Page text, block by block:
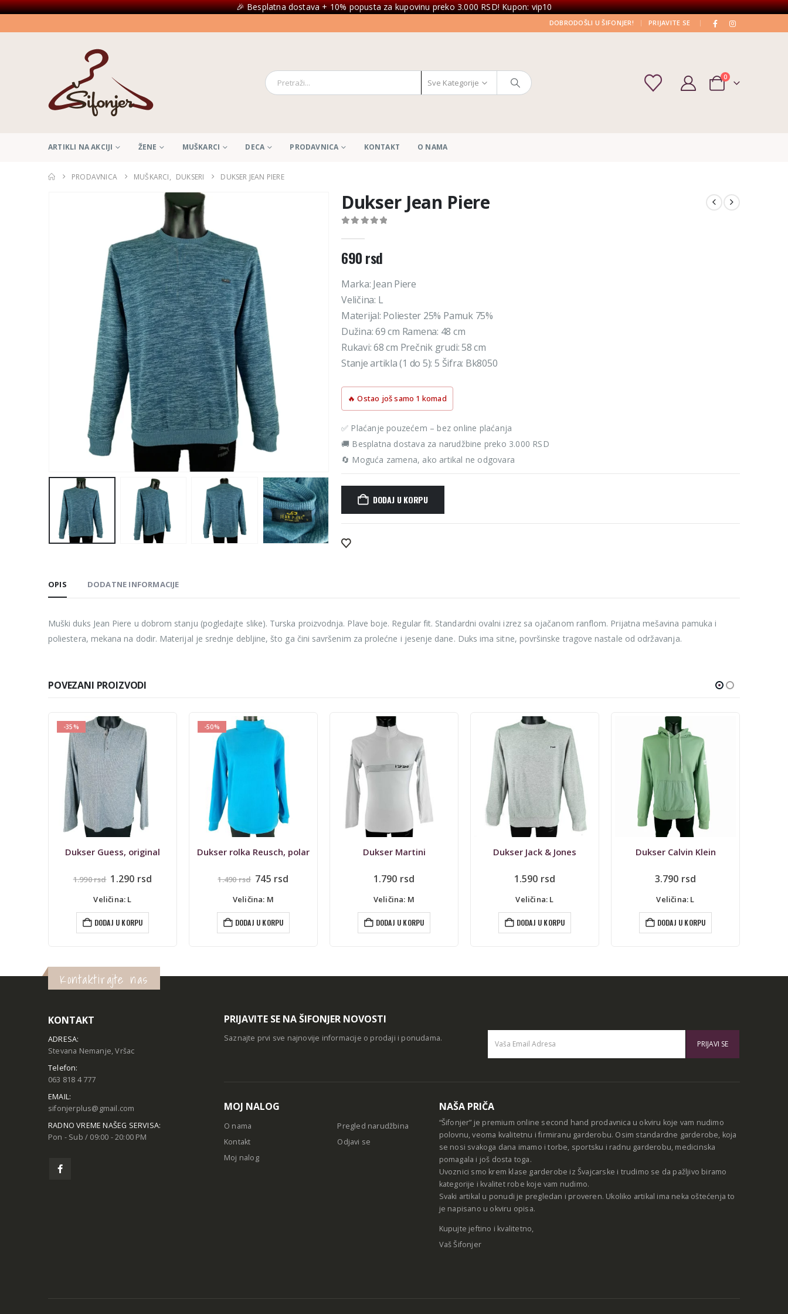
🎉 Besplatna dostava + 10% popusta za kupovinu preko 3.000 RSD! Kupon: vip10
DOBRODOŠLI U ŠIFONJER! | PRIJAVITE SE |
Sve Kategorije
0
ARTIKLI NA AKCIJI ŽENE MUŠKARCI DECA PRODAVNICA KONTAKT O NAMA
PRODAVNICA MUŠKARCI, DUKSERI DUKSER JEAN PIERE
Dukser Jean Piere
690rsd
Marka: Jean Piere
Veličina: L
Materijal: Poliester 25% Pamuk 75%
Dužina: 69 cm Ramena: 48 cm
Rukavi: 68 cm Prečnik grudi: 58 cm
Stanje artikla (1 do 5): 5 Šifra: Bk8050
🔥 Ostao još samo 1 komad
✅ Plaćanje pouzećem – bez online plaćanja
🚚 Besplatna dostava za narudžbine preko 3.000 RSD
🔄 Moguća zamena, ako artikal ne odgovara
DODAJ U KORPU
Alternative:
OPIS DODATNE INFORMACIJE
Muški duks Jean Piere u dobrom stanju (pogledajte slike). Turska proizvodnja. Plave boje. Regular fit. Standardni ovalni izrez sa ojačanom ranflom. Prijatna mešavina pamuka i
poliestera, mekana na dodir. Materijal je srednje debljine, što ga čini savršenim za prolećne i jesenje dane. Duks ima sitne, površinske tragove nastale od održavanja.
POVEZANI PROIZVODI
-35%
Dukser Guess, original
1.990rsd Originalna
je
bila:
1.990 rsd.
1.290 rsd
Veličina: L
DODAJ U KORPU
-50%
Dukser rolka Reusch, polar
1.490rsd Originalna
je
bila:
1.490 rsd.
745 rsd
Veličina: M
DODAJ U KORPU
Dukser Martini
1.790 rsd
Veličina: M
DODAJ U KORPU
Dukser Jack & Jones
1.590 rsd
Veličina: L
DODAJ U KORPU
Dukser Calvin Klein
3.790 rsd
Veličina: L
DODAJ U KORPU
Kontaktirajte nas
KONTAKT
ADRESA:
Stevana Nemanje, Vršac
Telefon:
063 818 4 777
EMAIL:
sifonjerplus@gmail.com
RADNO VREME NAŠEG SERVISA:
Pon - Sub / 09:00 - 20:00 PM
PRIJAVITE SE NA ŠIFONJER NOVOSTI
Saznajte prvi sve najnovije informacije o prodaji i ponudama.
MOJ NALOG
O nama
Kontakt
Moj nalog
Pregled narudžbina
Odjavi se
NAŠA PRIČA
“Šifonjer” je premium online second hand prodavnica u okviru koje vam nudimo
polovnu, veoma kvalitetnu i firmiranu garderobu. Osim standardne garderobe, koja
se nosi svakoga dana imamo i torbe, sportsku i radnu garderobu, medicinska
pomagala i još dosta toga.
Uvoznici smo krem klase garderobe iz Švajcarske i trudimo se da pažljivo biramo
kategorije i kvalitet robe koje vam nudimo.
Svaki artikal u ponudi je pregledan i proveren. Ukoliko artikal ima neka oštećenja to
je napisano u okviru opisa.
Kupujte jeftino i kvalitetno,
Vaš Šifonjer